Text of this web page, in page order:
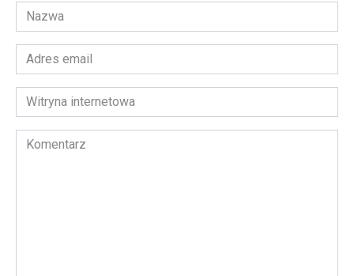
Nazwa
*
Adres
email
*Witryna
internetowa
Komentarz